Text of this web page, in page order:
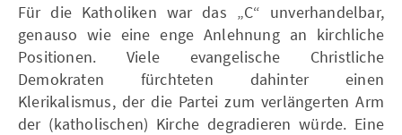
Für die Katholiken war das „C“ unverhandelbar,
genauso wie eine enge Anlehnung an kirchliche
Positionen. Viele evangelische Christliche
Demokraten fürchteten dahinter einen
Klerikalismus, der die Partei zum verlängerten Arm
der (katholischen) Kirche degradieren würde. Eine